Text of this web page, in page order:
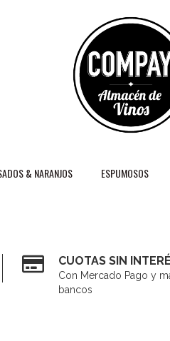
& NARANJOS ESPUMOSOS
CUOTAS SIN
Con Mercado Pago y
bancos